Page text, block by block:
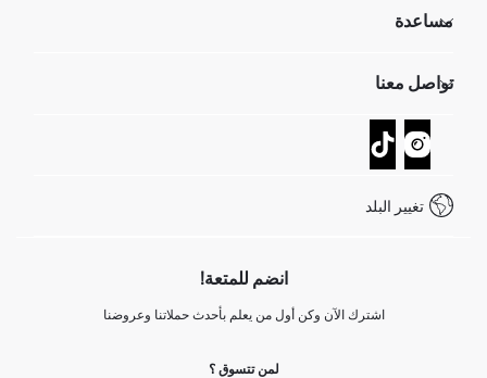
تعرف علينا
GIFT CLUB
مساعدة
عمليات الارجاع و الاستبدال السهلة
تتبع الشحنة
كيف يمكنك التسوق في ديفاكتو ؟
كيف تدفع في ديفاكتو؟
شروط المنافسة
تواصل معنا
نموذج الاتصال
خدمة العملاء
Call Center 19782
تغيير البلد
انضم للمتعة!
اشترك الآن وكن أول من يعلم بأحدث حملاتنا وعروضنا
لمن تتسوق ؟